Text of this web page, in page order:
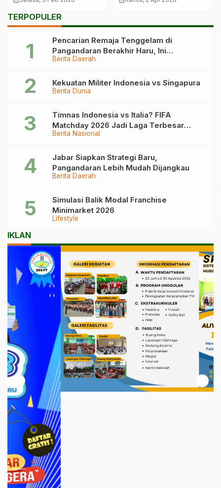
TERPOPULER
Berita Daerah
Pencarian Remaja Tenggelam di
Pangandaran Berakhir Haru, Ini
Kronologinya
Berita Dunia
Kekuatan Militer Indonesia vs Singapura
Berita Nasional
Timnas Indonesia vs Italia? FIFA
Matchday 2026 Jadi Laga Terbesar
Garuda!
Berita Daerah
Jabar Siapkan Strategi Baru,
Pangandaran Lebih Mudah Dijangkau
Lifestyle
Simulasi Balik Modal Franchise
Minimarket 2026
IKLAN